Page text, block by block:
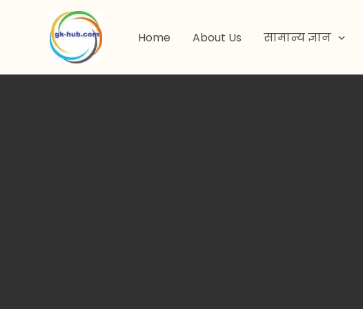
Home About Us सामान्य ज्ञान